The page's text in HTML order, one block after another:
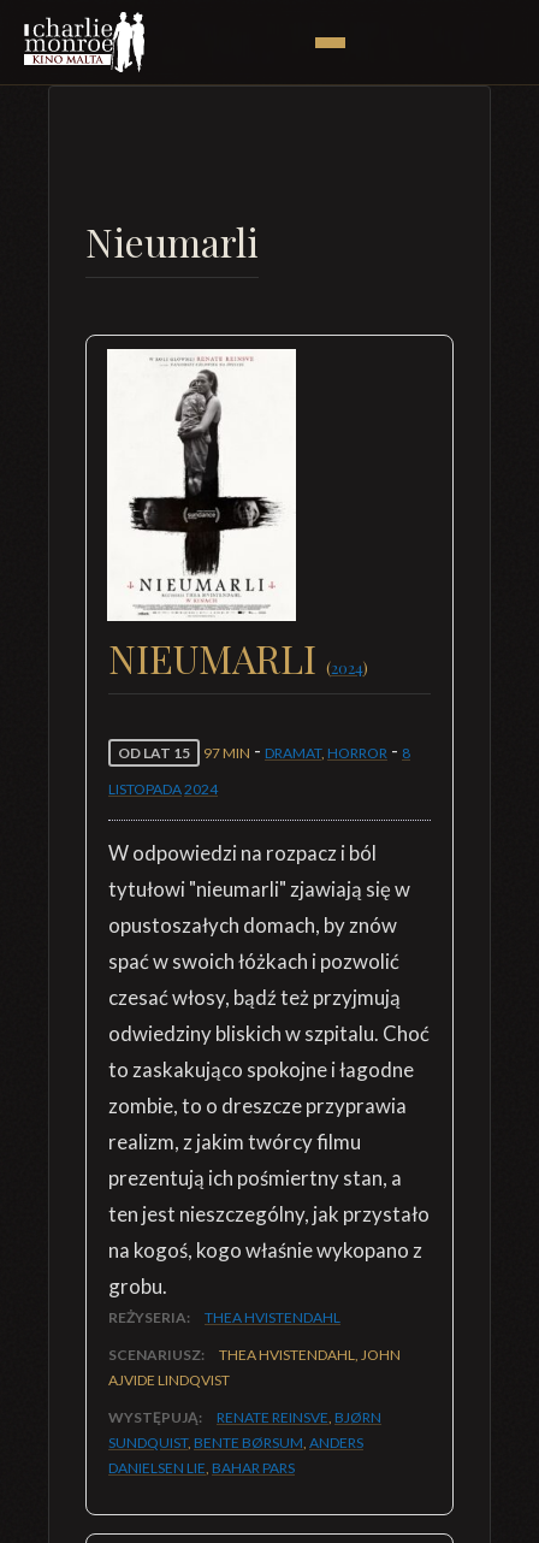
Nieumarli
NIEUMARLI (2024)
OD LAT 15 97 MIN - DRAMAT, HORROR - 8
LISTOPADA2024
W odpowiedzi na rozpacz i ból
tytułowi "nieumarli" zjawiają się w
opustoszałych domach, by znów
spać w swoich łóżkach i pozwolić
czesać włosy, bądź też przyjmują
odwiedziny bliskich w szpitalu. Choć
to zaskakująco spokojne i łagodne
zombie, to o dreszcze przyprawia
realizm, z jakim twórcy filmu
prezentują ich pośmiertny stan, a
ten jest nieszczególny, jak przystało
na kogoś, kogo właśnie wykopano z
grobu.
REŻYSERIA: THEA HVISTENDAHL
SCENARIUSZ:
THEA HVISTENDAHL, JOHN
AJVIDE LINDQVIST
WYSTĘPUJĄ: RENATE REINSVE, BJØRN
SUNDQUIST, BENTE BØRSUM, ANDERS
DANIELSEN LIE, BAHAR PARS